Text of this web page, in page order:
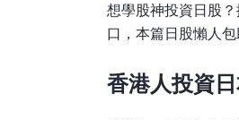
想學股神投資日股
口，本篇日股懶人
香港人投資